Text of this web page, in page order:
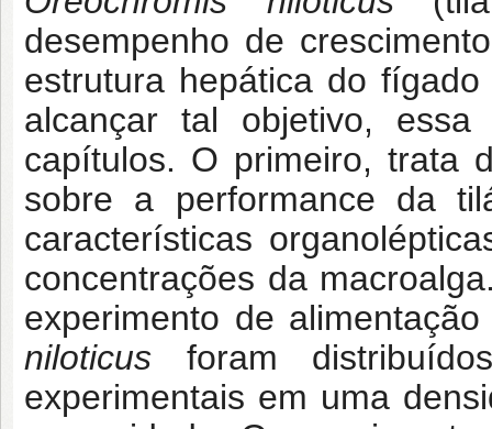
desempenho de
estrutura hepática do
alcançar tal objetivo,
capítulos. O primeiro, trata
sobre a performance da
características
concentrações da
experimento de
niloticus foram
experimentais em uma